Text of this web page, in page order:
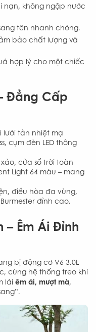
nạn, không ngập nước
tên nhanh chóng.
bảo chất lượng và
hợp lý cho một chiếc
Đẳng Cấp
lưới tản nhiệt mạ
cụm đèn LED thông
cửa sổ trời toàn
Light 64 màu – mang
điều hòa đa vùng,
đỉnh cao.
– Êm Ái Đỉnh
bị động cơ V6 3.0L
cùng hệ thống treo khí
lái êm ái, mượt mà,